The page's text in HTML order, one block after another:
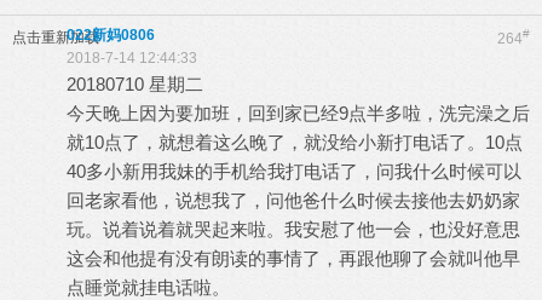
点击重新加载 264#
022新妈0806
2018-7-14 12:44:33
20180710 星期二
今天晚上因为要加班，回到家已经9点半多啦，洗完澡之后
就10点了，就想着这么晚了，就没给小新打电话了。10点
40多小新用我妹的手机给我打电话了，问我什么时候可以
回老家看他，说想我了，问他爸什么时候去接他去奶奶家
玩。说着说着就哭起来啦。我安慰了他一会，也没好意思
这会和他提有没有朗读的事情了，再跟他聊了会就叫他早
点睡觉就挂电话啦。